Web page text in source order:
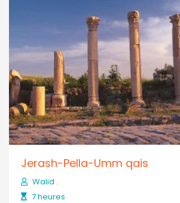
Jerash-Pella-Umm qais
Walid .
7 heures